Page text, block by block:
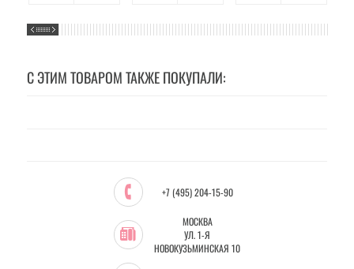
С ЭТИМ ТОВАРОМ ТАКЖЕ ПОКУПАЛИ:
+7 (495) 204-15-90
МОСКВА
УЛ. 1-Я
НОВОКУЗЬМИНСКАЯ 10